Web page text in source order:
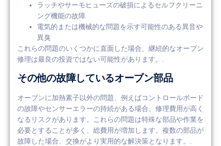
ラッチやサーモヒューズの破損によるセルフクリーニ
ング機能の故障
電気的または機械的な問題を示す可能性のある異音や
異臭
これらの問題のいくつかに直面した場合、継続的なオーブン
修理は最良の投資ではない可能性があります。.
その他の故障しているオーブン部品
オーブンに加熱素子以外の問題、例えばコントロールボード
の故障やセンサーエラーの持続がある場合、修理費用が高く
なるリスクがあります。これらの問題は特殊な部品や作業を
必要とすることが多く、総費用が増加します。複数の部品が
故障した場合、交換がより実用的な解決策となります。.